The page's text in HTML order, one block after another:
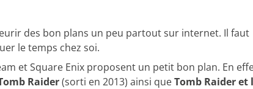
des bon plans un peu partout sur internet. Il faut
le temps chez soi.
et Square Enix proposent un petit bon plan. En
Raider(sorti en 2013) ainsi queTomb Raider et